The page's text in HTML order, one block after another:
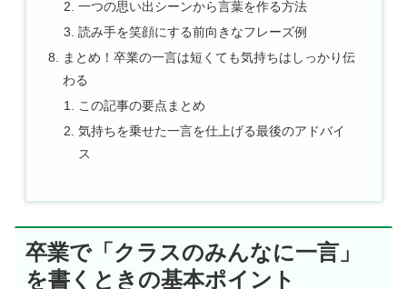
一つの思い出シーンから言葉を作る方法
読み手を笑顔にする前向きなフレーズ例
まとめ！卒業の一言は短くても気持ちはしっかり伝
わる
この記事の要点まとめ
気持ちを乗せた一言を仕上げる最後のアドバイ
ス
卒業で「クラスのみんなに一言」
を書くときの基本ポイント